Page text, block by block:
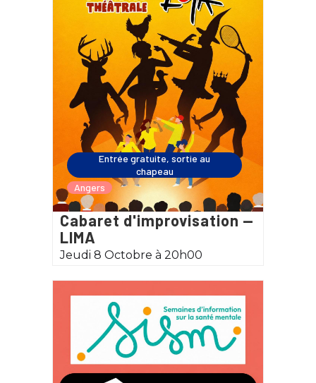
Entrée gratuite, sortie au
chapeau
Angers
Cabaret d'improvisation —
LIMA
Jeudi 8 Octobre à 20h00